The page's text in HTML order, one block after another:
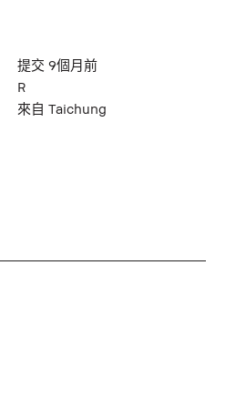
提交 9個月前
R
來自 Taichung